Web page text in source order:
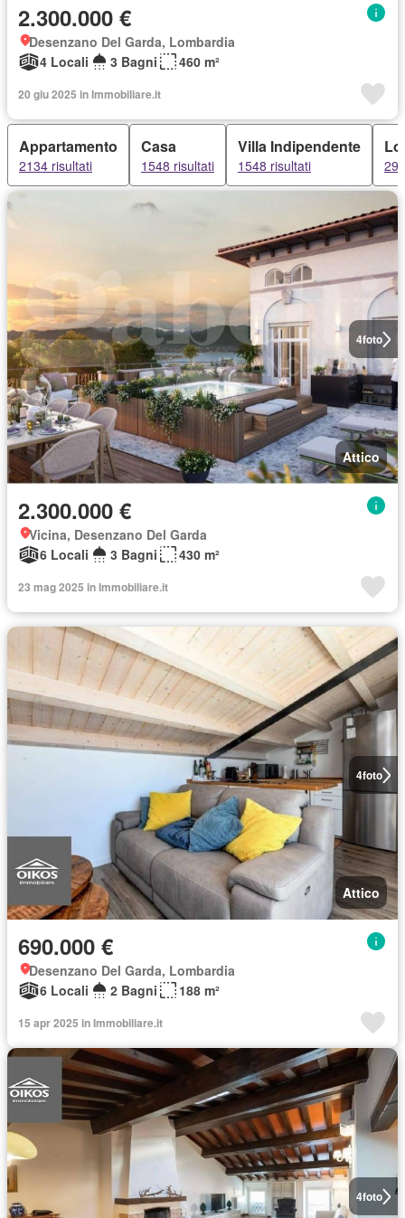
2.300.000 €
Desenzano Del Garda, Lombardia
4 Locali
3 Bagni 460 m²
20 giu 2025 in Immobiliare.it
Appartamento
2134 risultati
Casa
1548 risultati
Villa Indipendente
1548 risultati
4foto
Attico
2.300.000 €
Vicina, Desenzano Del Garda
6 Locali
3 Bagni 430 m²
23 mag 2025 in Immobiliare.it
4foto
Attico
690.000 €
Desenzano Del Garda, Lombardia
6 Locali
2 Bagni 188 m²
15 apr 2025 in Immobiliare.it
4foto